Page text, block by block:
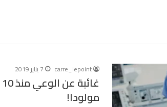
carre_lepoint 7 يناير 2019
مولودا!